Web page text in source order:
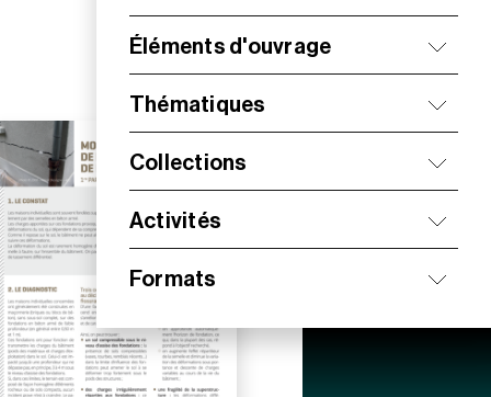
Éléments d'ouvrage
Thématiques
Collections
Activités
Formats